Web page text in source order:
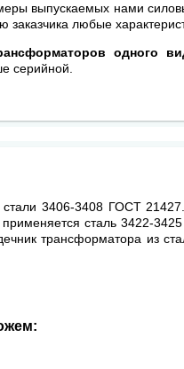
выпускаемых нами
любые
одного
серийной.
стали 3406-3408 ГОСТ
сталь 3422-
трансформатора из